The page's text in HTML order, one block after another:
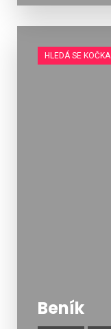
HLEDÁ SE KOČKA
Beník